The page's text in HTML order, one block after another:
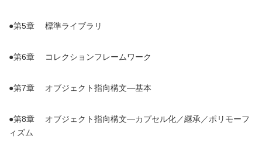
●第5章 標準ライブラリ
●第6章 コレクションフレームワーク
●第7章 オブジェクト指向構文―基本
●第8章 オブジェクト指向構文―カプセル化／継承／ポリモーフ
ィズム